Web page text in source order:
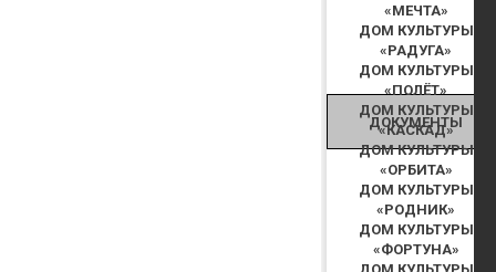
«МЕЧТА»
ДОМ КУЛЬТУРЫ
«РАДУГА»
ДОМ КУЛЬТУРЫ
«ПОЛЁТ»
ДОМ КУЛЬТУРЫ
«КАСКАД»
ДОМ КУЛЬТУРЫ
«ОРБИТА»
ДОМ КУЛЬТУРЫ
«РОДНИК»
ДОМ КУЛЬТУРЫ
«ФОРТУНА»
ДОКУМЕНТЫ